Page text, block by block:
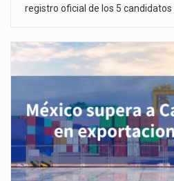
registro oficial de los 5 candidatos